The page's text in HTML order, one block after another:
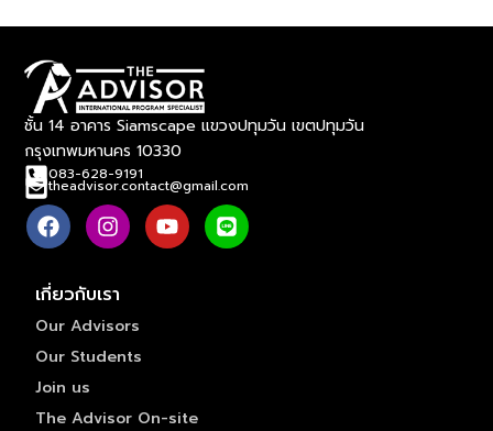
ชั้น 14 อาคาร Siamscape แขวงปทุมวัน เขตปทุมวัน
กรุงเทพมหานคร 10330
083-628-9191
theadvisor.contact@gmail.com
เกี่ยวกับเรา
Our Advisors
Our Students
Join us
The Advisor On-site